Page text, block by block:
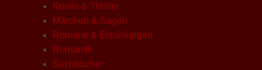
Krimis & Thriller
Märchen & Sagen
Romane & Erzählungen
Romantik
Sachbücher